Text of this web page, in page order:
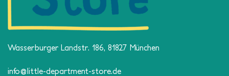
Wasserburger Landstr. 186, 81827 München
info@little-department-store.de